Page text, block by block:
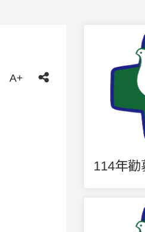
A+
114年勸